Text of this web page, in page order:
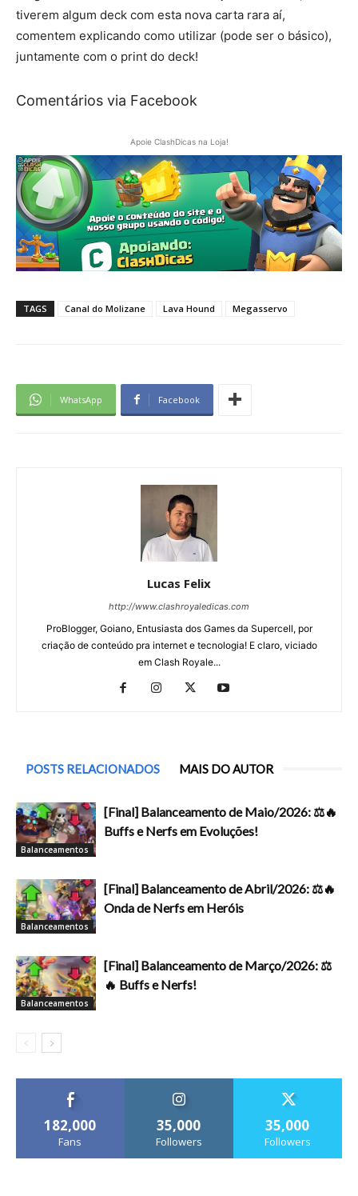
tiverem algum deck com esta nova carta rara aí,
comentem explicando como utilizar (pode ser o básico),
juntamente com o print do deck!
Comentários via Facebook
Apoie ClashDicas na Loja!
TAGS Canal do Molizane Lava Hound Megasservo
WhatsApp Facebook
Lucas Felix
http://www.clashroyaledicas.com
ProBlogger, Goiano, Entusiasta dos Games da Supercell, por
criação de conteúdo pra internet e tecnologia! E claro, viciado
em Clash Royale...
POSTS RELACIONADOS MAIS DO AUTOR
Balanceamentos
[Final] Balanceamento de Maio/2026: ⚖️🔥
Buffs e Nerfs em Evoluções!
Balanceamentos
[Final] Balanceamento de Abril/2026: ⚖️🔥
Onda de Nerfs em Heróis
Balanceamentos
[Final] Balanceamento de Março/2026: ⚖️
🔥 Buffs e Nerfs!
182,000
Fans
35,000
Followers
35,000
Followers